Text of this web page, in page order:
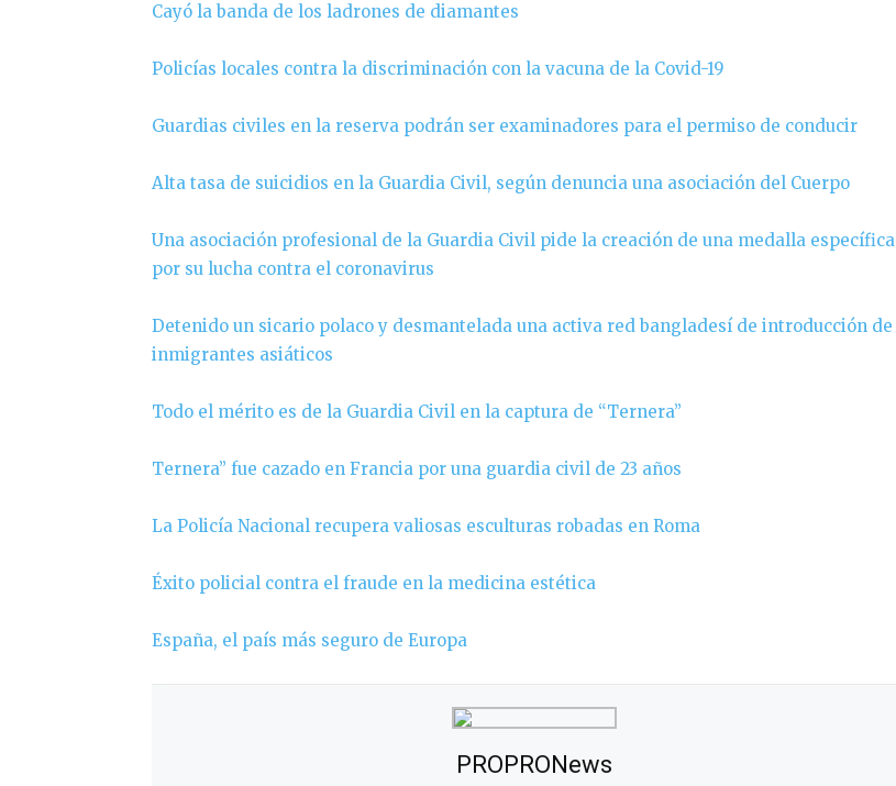
Cayó la banda de los ladrones de diamantes
Policías locales contra la discriminación con la vacuna de la Covid-19
Guardias civiles en la reserva podrán ser examinadores para el permiso de conducir
Alta tasa de suicidios en la Guardia Civil, según denuncia una asociación del Cuerpo
Una asociación profesional de la Guardia Civil pide la creación de una medalla específica
por su lucha contra el coronavirus
Detenido un sicario polaco y desmantelada una activa red bangladesí de introducción de
inmigrantes asiáticos
Todo el mérito es de la Guardia Civil en la captura de “Ternera”
Ternera” fue cazado en Francia por una guardia civil de 23 años
La Policía Nacional recupera valiosas esculturas robadas en Roma
Éxito policial contra el fraude en la medicina estética
España, el país más seguro de Europa
PROPRONews